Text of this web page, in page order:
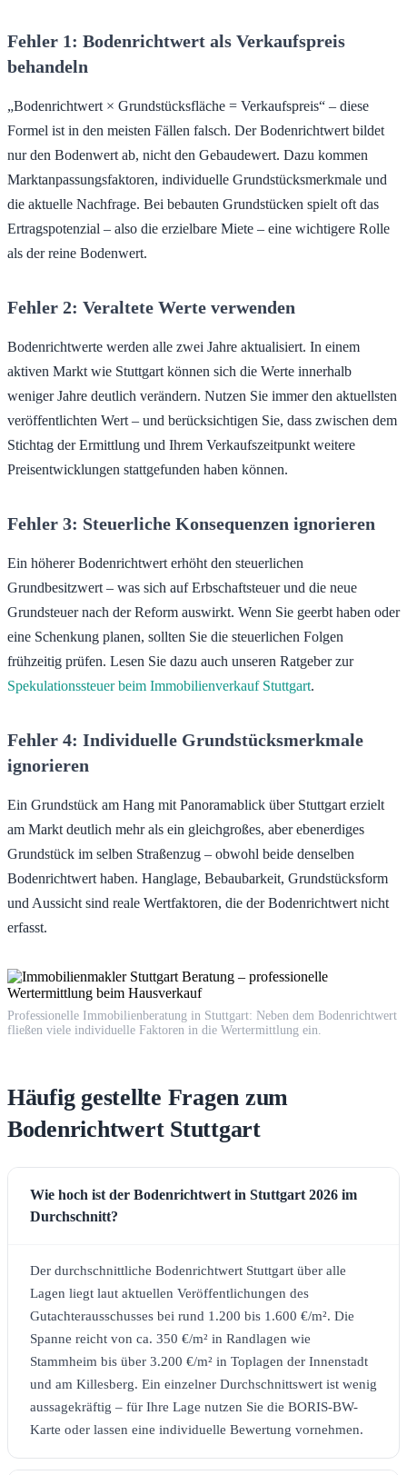
Fehler 1: Bodenrichtwert als Verkaufspreis
behandeln
„Bodenrichtwert × Grundstücksfläche = Verkaufspreis“ – diese
Formel ist in den meisten Fällen falsch. Der Bodenrichtwert bildet
nur den Bodenwert ab, nicht den Gebaudewert. Dazu kommen
Marktanpassungsfaktoren, individuelle Grundstücksmerkmale und
die aktuelle Nachfrage. Bei bebauten Grundstücken spielt oft das
Ertragspotenzial – also die erzielbare Miete – eine wichtigere Rolle
als der reine Bodenwert.
Fehler 2: Veraltete Werte verwenden
Bodenrichtwerte werden alle zwei Jahre aktualisiert. In einem
aktiven Markt wie Stuttgart können sich die Werte innerhalb
weniger Jahre deutlich verändern. Nutzen Sie immer den aktuellsten
veröffentlichten Wert – und berücksichtigen Sie, dass zwischen dem
Stichtag der Ermittlung und Ihrem Verkaufszeitpunkt weitere
Preisentwicklungen stattgefunden haben können.
Fehler 3: Steuerliche Konsequenzen ignorieren
Ein höherer Bodenrichtwert erhöht den steuerlichen
Grundbesitzwert – was sich auf Erbschaftsteuer und die neue
Grundsteuer nach der Reform auswirkt. Wenn Sie geerbt haben oder
eine Schenkung planen, sollten Sie die steuerlichen Folgen
frühzeitig prüfen. Lesen Sie dazu auch unseren Ratgeber zur
Spekulationssteuer beim Immobilienverkauf Stuttgart.
Fehler 4: Individuelle Grundstücksmerkmale
ignorieren
Ein Grundstück am Hang mit Panoramablick über Stuttgart erzielt
am Markt deutlich mehr als ein gleichgroßes, aber ebenerdiges
Grundstück im selben Straßenzug – obwohl beide denselben
Bodenrichtwert haben. Hanglage, Bebaubarkeit, Grundstücksform
und Aussicht sind reale Wertfaktoren, die der Bodenrichtwert nicht
erfasst.
Professionelle Immobilienberatung in Stuttgart: Neben dem Bodenrichtwert
fließen viele individuelle Faktoren in die Wertermittlung ein.
Häufig gestellte Fragen zum
Bodenrichtwert Stuttgart
Wie hoch ist der Bodenrichtwert in Stuttgart 2026 im
Durchschnitt?
Der durchschnittliche Bodenrichtwert Stuttgart über alle
Lagen liegt laut aktuellen Veröffentlichungen des
Gutachterausschusses bei rund 1.200 bis 1.600 €/m². Die
Spanne reicht von ca. 350 €/m² in Randlagen wie
Stammheim bis über 3.200 €/m² in Toplagen der Innenstadt
und am Killesberg. Ein einzelner Durchschnittswert ist wenig
aussagekräftig – für Ihre Lage nutzen Sie die BORIS-BW-
Karte oder lassen eine individuelle Bewertung vornehmen.